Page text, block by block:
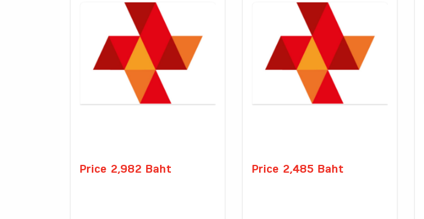
Price 2,982 Baht Price 2,485 Baht